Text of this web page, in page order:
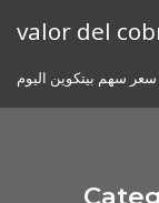
valor del
سعر سهم بيتكوين اليوم